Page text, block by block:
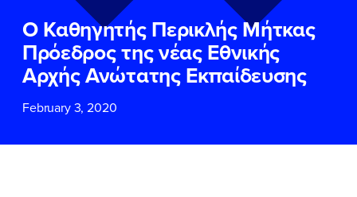
Ο Καθηγητής Περικλής Μήτκας
Πρόεδρος της νέας Εθνικής
Αρχής Ανώτατης Εκπαίδευσης
February 3, 2020
ΕΠΙΘΕΤΟ*
ΤΗΛΕΦΩΝΟ*
EMAIL
ΕΠΙΘΕΤΟ*
ΤΗΛΕΦΩΝΟ
EMAIL